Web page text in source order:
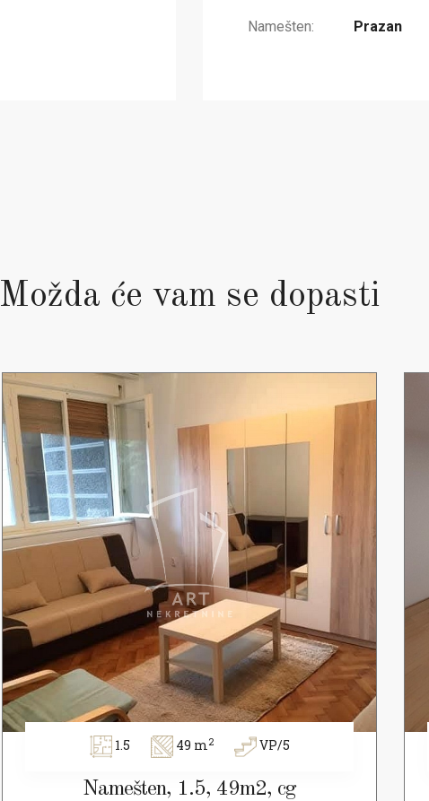
Namešten: Prazan
Možda će vam se dopasti
1.5 49 m2 VP/5
Namešten, 1.5, 49m2, cg